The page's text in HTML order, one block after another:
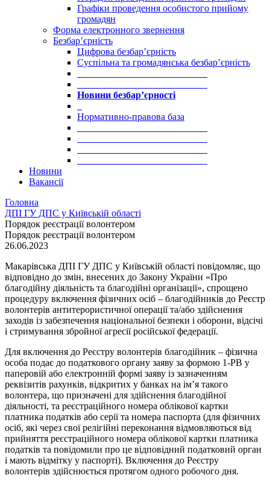
Графіки проведення особистого прийому
громадян
Форма електронного звернення
Безбар’єрність
Цифрова безбар’єрність
Суспільна та громадянська безбар’єрність
Новини безбар’єрності
Нормативно-правова база
Новини
Вакансії
Головна
ДПІ ГУ ДПС у Київській області
Порядок реєстрації волонтером
Порядок реєстрації волонтером
26.06.2023
Макарівська ДПІ ГУ ДПС у Київській області повідомляє, що
відповідно до змін, внесених до Закону України «Про
благодійну діяльність та благодійні організації», спрощено
процедуру включення фізичних осіб – благодійників до Реєстр
волонтерів антитерористичної операції та/або здійснення
заходів із забезпечення національної безпеки і оборони, відсічі
і стримування збройної агресії російської федерації.
Для включення до Реєстру волонтерів благодійник – фізична
особа подає до податкового органу заяву за формою 1-РВ у
паперовій або електронній формі заяву із зазначенням
реквізитів рахунків, відкритих у банках на ім’я такого
волонтера, що призначені для здійснення благодійної
діяльності, та реєстраційного номера облікової картки
платника податків або серії та номера паспорта (для фізичних
осіб, які через свої релігійні переконання відмовляються від
прийняття реєстраційного номера облікової картки платника
податків та повідомили про це відповідний податковий орган
і мають відмітку у паспорті). Включення до Реєстру
волонтерів здійснюється протягом одного робочого дня.